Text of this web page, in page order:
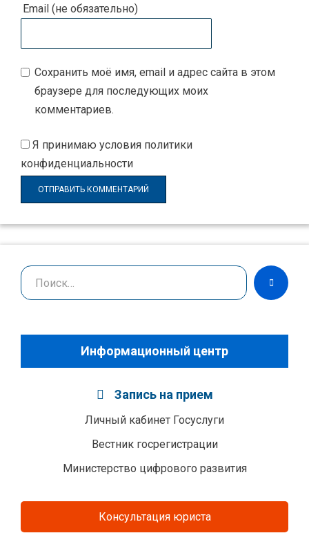
Email (не обязательно)
Сохранить моё имя, email и адрес сайта в этом
браузере для последующих моих
комментариев.
Я принимаю условия политики
конфиденциальности
Поиск
НАЙТИ
Информационный центр
Запись на прием
Личный кабинет Госуслуги
Вестник госрегистрации
Министерство цифрового развития
Консультация юриста